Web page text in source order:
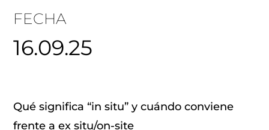
FECHA
16.09.25
Qué significa “in situ” y cuándo conviene
frente a ex situ/on-site